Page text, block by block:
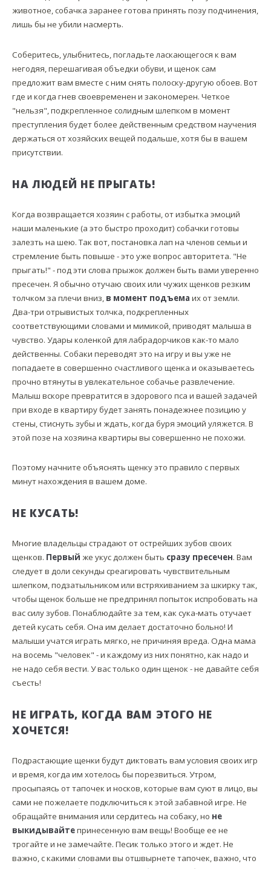
животное, собачка заранее готова принять позу подчинения,
лишь бы не убили насмерть.
Соберитесь, улыбнитесь, погладьте ласкающегося к вам
негодяя, перешагивая объедки обуви, и щенок сам
предложит вам вместе с ним снять полоску-другую обоев. Вот
где и когда гнев своевременен и закономерен. Четкое
"нельзя", подкрепленное солидным шлепком в момент
преступления будет более действенным средством научения
держаться от хозяйских вещей подальше, хотя бы в вашем
присутствии.
НА ЛЮДЕЙ НЕ ПРЫГАТЬ!
Когда возвращается хозяин с работы, от избытка эмоций
наши маленькие (а это быстро проходит) собачки готовы
залезть на шею. Так вот, постановка лап на членов семьи и
стремление быть повыше - это уже вопрос авторитета. "Не
прыгать!" - под эти слова прыжок должен быть вами уверенно
пресечен. Я обычно отучаю своих или чужих щенков резким
толчком за плечи вниз, в момент подъема их от земли.
Два-три отрывистых толчка, подкрепленных
соответствующими словами и мимикой, приводят малыша в
чувство. Удары коленкой для лабрадорчиков как-то мало
действенны. Собаки переводят это на игру и вы уже не
попадаете в совершенно счастливого щенка и оказываетесь
прочно втянуты в увлекательное собачье развлечение.
Малыш вскоре превратится в здорового пса и вашей задачей
при входе в квартиру будет занять понадежнее позицию у
стены, стиснуть зубы и ждать, когда буря эмоций уляжется. В
этой позе на хозяина квартиры вы совершенно не похожи.
Поэтому начните объяснять щенку это правило с первых
минут нахождения в вашем доме.
НЕ КУСАТЬ!
Многие владельцы страдают от острейших зубов своих
щенков. Первый же укус должен быть сразу пресечен. Вам
следует в доли секунды среагировать чувствительным
шлепком, подзатыльником или встряхиванием за шкирку так,
чтобы щенок больше не предпринял попыток испробовать на
вас силу зубов. Понаблюдайте за тем, как сука-мать отучает
детей кусать себя. Она им делает достаточно больно! И
малыши учатся играть мягко, не причиняя вреда. Одна мама
на восемь "человек" - и каждому из них понятно, как надо и
не надо себя вести. У вас только один щенок - не давайте себя
съесть!
НЕ ИГРАТЬ, КОГДА ВАМ ЭТОГО НЕ
ХОЧЕТСЯ!
Подрастающие щенки будут диктовать вам условия своих игр
и время, когда им хотелось бы порезвиться. Утром,
просыпаясь от тапочек и носков, которые вам суют в лицо, вы
сами не пожелаете подключиться к этой забавной игре. Не
обращайте внимания или сердитесь на собаку, но не
выкидывайтепринесенную вам вещь! Вообще ее не
трогайте и не замечайте. Песик только этого и ждет. Не
важно, с какими словами вы отшвырнете тапочек, важно, что